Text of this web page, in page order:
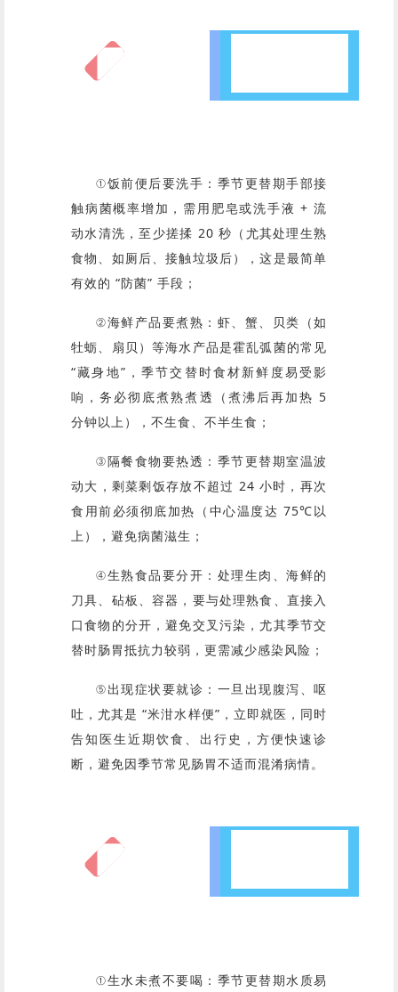
①饭前便后要洗手：季节更替期手部接
触病菌概率增加，需用肥皂或洗手液 + 流
动水清洗，至少搓揉 20 秒（尤其处理生熟
食物、如厕后、接触垃圾后），这是最简单
有效的 “防菌” 手段；
②海鲜产品要煮熟：虾、蟹、贝类（如
牡蛎、扇贝）等海水产品是霍乱弧菌的常见
“藏身地”，季节交替时食材新鲜度易受影
响，务必彻底煮熟煮透（煮沸后再加热 5
分钟以上），不生食、不半生食；
③隔餐食物要热透：季节更替期室温波
动大，剩菜剩饭存放不超过 24 小时，再次
食用前必须彻底加热（中心温度达 75℃以
上），避免病菌滋生；
④生熟食品要分开：处理生肉、海鲜的
刀具、砧板、容器，要与处理熟食、直接入
口食物的分开，避免交叉污染，尤其季节交
替时肠胃抵抗力较弱，更需减少感染风险；
⑤出现症状要就诊：一旦出现腹泻、呕
吐，尤其是 “米泔水样便”，立即就医，同时
告知医生近期饮食、出行史，方便快速诊
断，避免因季节常见肠胃不适而混淆病情。
①生水未煮不要喝：季节更替期水质易